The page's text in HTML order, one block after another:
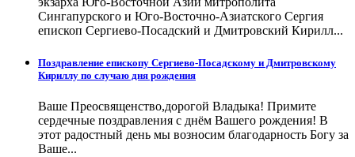
Сингапурского и Юго-Восточно-Азиатского Сергия
епископ Сергиево-Посадский и Дмитровский Кирилл...
Поздравление епископу Сергиево-Посадскому и Дмитровскому
Кириллу по случаю дня рождения
Ваше Преосвященство,дорогой Владыка! Примите
сердечные поздравления с днём Вашего рождения! В
этот радостный день мы возносим благодарность Богу за
Ваше...